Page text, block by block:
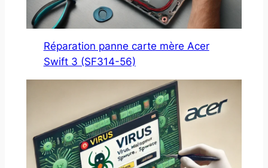
Réparation panne carte mère Acer
Swift 3 (SF314-56)